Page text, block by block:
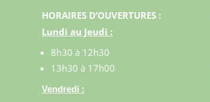
HORAIRES D’OUVERTURES :
Lundi au Jeudi :
8h30 à 12h30
13h30 à 17h00
Vendredi :